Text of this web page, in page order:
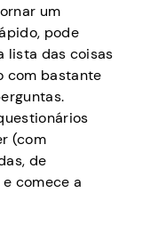
um
pode
lista das coisas
com bastante
(com
de
comece a